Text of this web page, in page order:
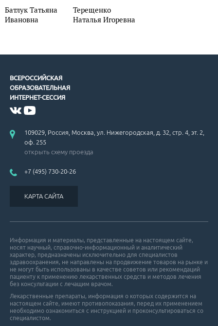
Батлук Татьяна
Ивановна
Терещенко
Наталья Игоревна
ВСЕРОССИЙСКАЯ
ОБРАЗОВАТЕЛЬНАЯ
ИНТЕРНЕТ-СЕССИЯ
109029, Россия, Москва, ул. Нижегородская, д. 32, стр. 4, эт. 2,
оф. 255
открыть схему проезда
+7 (495) 730-20-26
КАРТА САЙТА
Информация и материалы, представленные на настоящем сайте,
носят научный, справочно-информационный и аналитический
характер, предназначены исключительно для специалистов
здравоохранения, не направлены на продвижение товаров на рынке и
не могут быть использованы в качестве советов или рекомендаций
пациенту к применению лекарственных средств и методов лечения
без консультации с лечащим врачом.
Лекарственные препараты, информация о которых содержится на
настоящем сайте, имеют противопоказания, перед их применением
необходимо ознакомиться с инструкцией и проконсультироваться со
специалистом.